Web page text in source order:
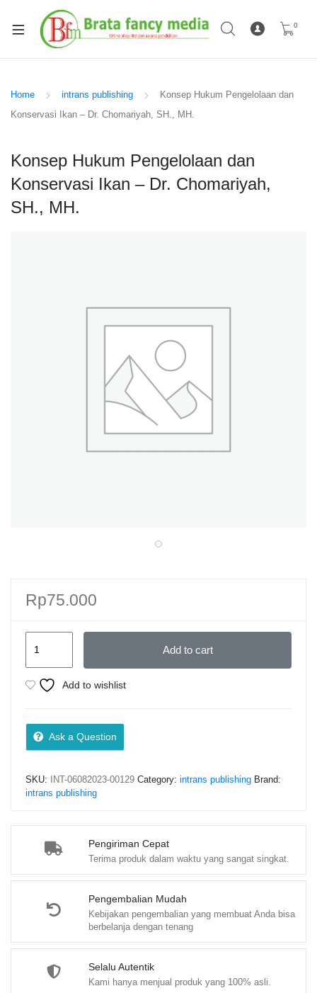
0
Home intrans publishing
Konsep Hukum Pengelolaan dan
Konservasi Ikan – Dr. Chomariyah, SH., MH.
Konsep Hukum Pengelolaan dan
Konservasi Ikan – Dr. Chomariyah,
SH., MH.
Pengiriman Cepat
Terima produk dalam waktu yang sangat singkat.
Pengembalian Mudah
Kebijakan pengembalian yang membuat Anda bisa
berbelanja dengan tenang
Selalu Autentik
Kami hanya menjual produk yang 100% asli.
Rp75.000
Pengelolaan
Ikan
–
Chomariyah,
MH.
quantity
Add to cart
Add to wishlist
Ask a Question
SKU: INT-06082023-00129 Category: intrans publishing Brand:
intrans publishing